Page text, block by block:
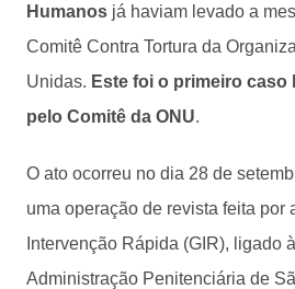
Humanos já haviam levado a
Comitê Contra Tortura da
Unidas. Este foi o primeiro
pelo Comitê da ONU.
O ato ocorreu no dia 28 de
uma operação de revista feita por
Intervenção Rápida (GIR), ligado
Administração Penitenciária de